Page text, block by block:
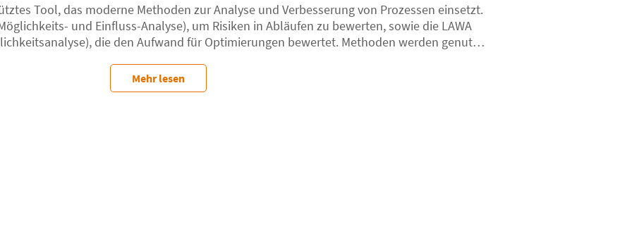
Tool, das moderne Methoden zur Analyse und Verbesserung von Prozessen einsetzt.
und Einfluss-Analyse), um Risiken in Abläufen zu bewerten, sowie die LAWA
die den Aufwand für Optimierungen bewertet. Methoden werden genutzt,
Kennzahlen wie Durchlaufzeit, Kosten und Fehlerquoten in Prozessen kontinuierlich
Dies ermöglicht eine detaillierte Analyse der Optimierungsprojekte, um die entwickelten
ClipMed OM zeigen deutliche Verbesserungen in der Effizienz von Krankenhausprozessen.
Nutzung der eingesetzten Ressourcen und einer höheren Qualität der
die gezielte Messung der Prozessleistung und die klare Visualisierung der Ergebnisse
dabei, die Tätigkeiten wertschöpfend auszuführen und Zeitfresser zu
Verschwendung.
Mehr lesen